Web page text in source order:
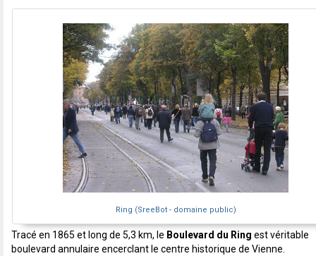
Ring (SreeBot - domaine public)
Tracé en 1865 et long de 5,3 km, le Boulevard du Ring est véritable
boulevard annulaire encerclant le centre historique de Vienne.